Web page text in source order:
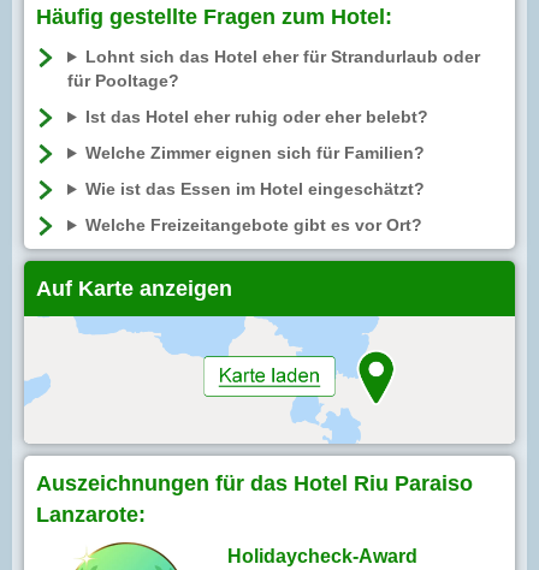
Häufig gestellte Fragen zum Hotel:
Lohnt sich das Hotel eher für Strandurlaub oder
für Pooltage?
Ist das Hotel eher ruhig oder eher belebt?
Welche Zimmer eignen sich für Familien?
Wie ist das Essen im Hotel eingeschätzt?
Welche Freizeitangebote gibt es vor Ort?
Auf Karte anzeigen
Auszeichnungen für das Hotel Riu Paraiso
Lanzarote:
Holidaycheck-Award